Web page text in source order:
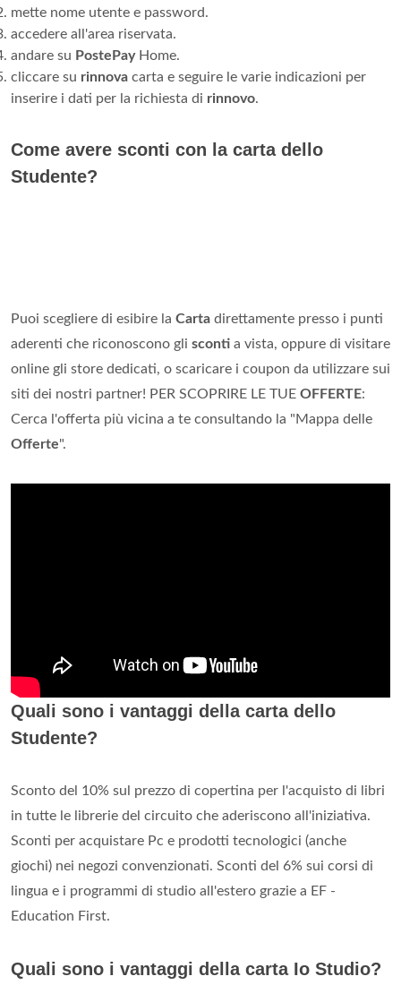
mette nome utente e password.
accedere all'area riservata.
andare su PostePayHome.
cliccare su rinnova carta e seguire le varie indicazioni per
inserire i dati per la richiesta di rinnovo.
Come avere sconti con la carta dello
Studente?
Puoi scegliere di esibire la Carta direttamente presso i punti
aderenti che riconoscono gli sconti a vista, oppure di visitare
online gli store dedicati, o scaricare i coupon da utilizzare sui
siti dei nostri partner! PER SCOPRIRE LE TUE OFFERTE:
Cerca l'offerta più vicina a te consultando la "Mappa delle
Offerte".
Quali sono i vantaggi della carta dello
Studente?
Sconto del 10% sul prezzo di copertina per l'acquisto di libri
in tutte le librerie del circuito che aderiscono all'iniziativa.
Sconti per acquistare Pc e prodotti tecnologici (anche
giochi) nei negozi convenzionati. Sconti del 6% sui corsi di
lingua e i programmi di studio all'estero grazie a EF -
Education First.
Quali sono i vantaggi della carta Io Studio?